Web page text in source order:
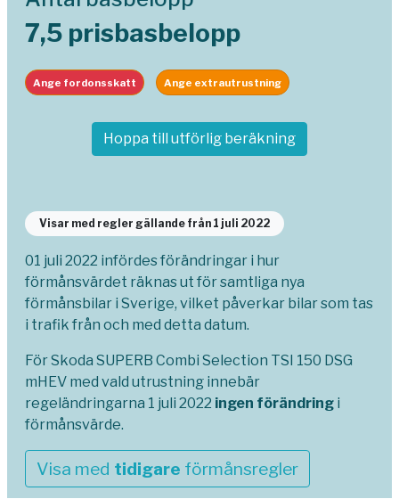
7,5 prisbasbelopp
Ange fordonsskatt Ange extrautrustning
Hoppa till utförlig beräkning
Visar med regler gällande från 1 juli 2022
01 juli 2022 infördes förändringar i hur
förmånsvärdet räknas ut för samtliga nya
förmånsbilar i Sverige, vilket påverkar bilar som tas
i trafik från och med detta datum.
För Skoda SUPERB Combi Selection TSI 150 DSG
mHEV med vald utrustning innebär
regeländringarna 1 juli 2022 ingen förändring i
förmånsvärde.
Visa med tidigare förmånsregler